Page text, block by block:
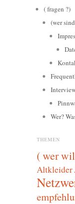
( fragen ?)
(wer
Wer?
THEMEN
( wer
Altkleider